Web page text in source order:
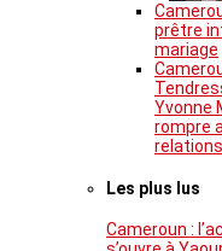
prêtre
mariage
Yvonne
rompre
Les plus lus
Cameroun :